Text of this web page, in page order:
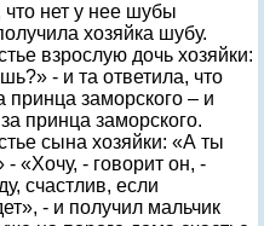
что нет у нее шубы
хозяйка шубу.
взрослую дочь хозяйки:
- и та ответила, что
принца заморского – и
принца заморского.
сына хозяйки: «А ты
- «Хочу, - говорит он, -
счастлив, если
- и получил мальчик